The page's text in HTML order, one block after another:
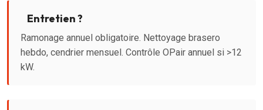
Entretien ?
Ramonage annuel obligatoire. Nettoyage brasero
hebdo, cendrier mensuel. Contrôle OPair annuel si >12
kW.